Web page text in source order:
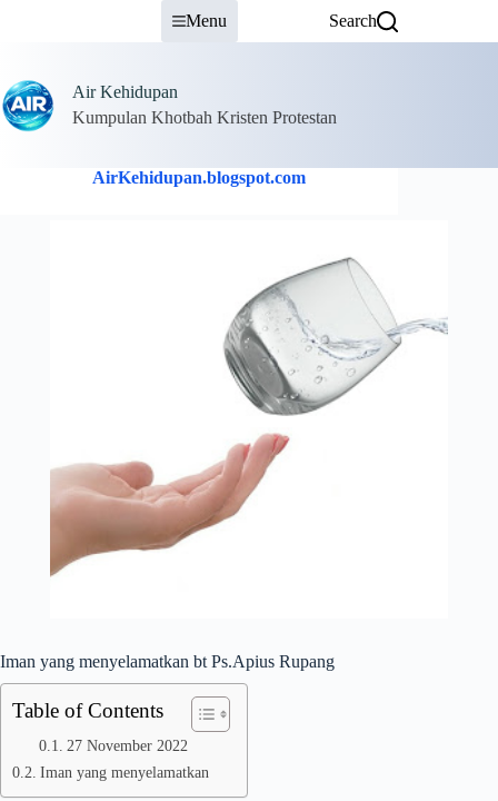
Menu Search
Air Kehidupan
Kumpulan Khotbah Kristen Protestan
AirKehidupan.blogspot.com
Iman yang menyelamatkan bt Ps.Apius Rupang
Table of Contents
27 November 2022
Iman yang menyelamatkan